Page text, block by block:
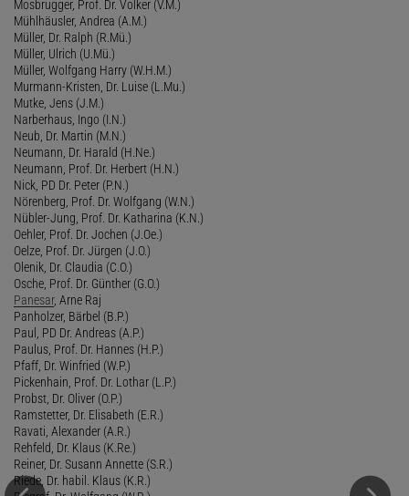
Mosbrugger, Prof. Dr. Volker (V.M.)
Mühlhäusler, Andrea (A.M.)
Müller, Dr. Ralph (R.Mü.)
Müller, Ulrich (U.Mü.)
Müller, Wolfgang Harry (W.H.M.)
Murmann-Kristen, Dr. Luise (L.Mu.)
Mutke, Jens (J.M.)
Narberhaus, Ingo (I.N.)
Neub, Dr. Martin (M.N.)
Neumann, Dr. Harald (H.Ne.)
Neumann, Prof. Dr. Herbert (H.N.)
Nick, PD Dr. Peter (P.N.)
Nörenberg, Prof. Dr. Wolfgang (W.N.)
Nübler-Jung, Prof. Dr. Katharina (K.N.)
Oehler, Prof. Dr. Jochen (J.Oe.)
Oelze, Prof. Dr. Jürgen (J.O.)
Olenik, Dr. Claudia (C.O.)
Osche, Prof. Dr. Günther (G.O.)
Panesar, Arne Raj
Panholzer, Bärbel (B.P.)
Paul, PD Dr. Andreas (A.P.)
Paulus, Prof. Dr. Hannes (H.P.)
Pfaff, Dr. Winfried (W.P.)
Pickenhain, Prof. Dr. Lothar (L.P.)
Probst, Dr. Oliver (O.P.)
Ramstetter, Dr. Elisabeth (E.R.)
Ravati, Alexander (A.R.)
Rehfeld, Dr. Klaus (K.Re.)
Reiner, Dr. Susann Annette (S.R.)
Riede, Dr. habil. Klaus (K.R.)